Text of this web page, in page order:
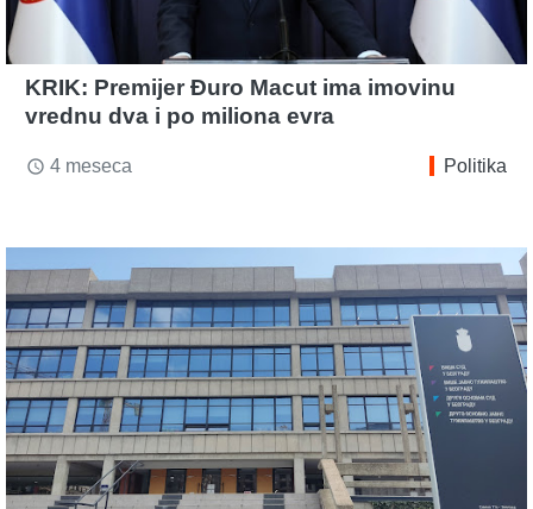
KRIK: Premijer Đuro Macut ima imovinu
vrednu dva i po miliona evra
access_time 4 meseca Politika